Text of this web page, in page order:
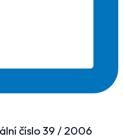
číslo 39 / 2006